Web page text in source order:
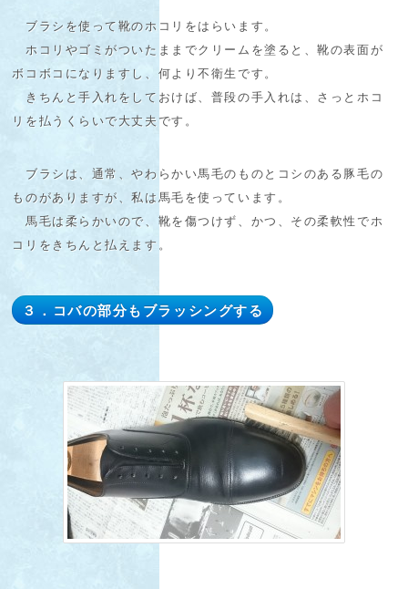
ブラシを使って靴のホコリをはらいます。
ホコリやゴミがついたままでクリームを塗ると、靴の表面が
ボコボコになりますし、何より不衛生です。
きちんと手入れをしておけば、普段の手入れは、さっとホコ
リを払うくらいで大丈夫です。
ブラシは、通常、やわらかい馬毛のものとコシのある豚毛の
ものがありますが、私は馬毛を使っています。
馬毛は柔らかいので、靴を傷つけず、かつ、その柔軟性でホ
コリをきちんと払えます。
３．コバの部分もブラッシングする